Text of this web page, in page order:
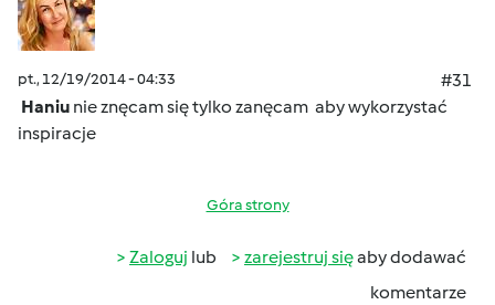
pt., 12/19/2014 - 04:33
#31
Haniu nie znęcam się tylko zanęcam aby wykorzystać
inspiracje
Góra strony
Zaloguj lub zarejestruj sięaby dodawać
komentarze